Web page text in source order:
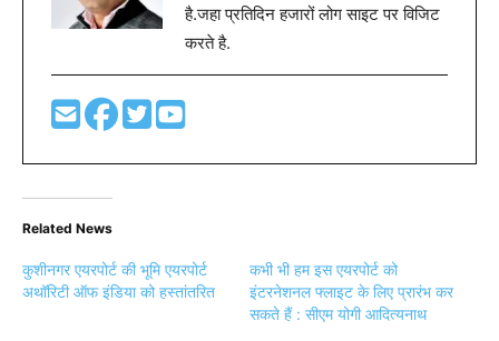
है.जहा प्रतिदिन हजारों लोग साइट पर विजिट
करते है.
Related News
कुशीनगर एयरपोर्ट की भूमि एयरपोर्ट
अथॉरिटी ऑफ इंडिया को हस्तांतरित
कभी भी हम इस एयरपोर्ट को
इंटरनेशनल फ्लाइट के लिए प्रारंभ कर
सकते हैं : सीएम योगी आदित्यनाथ